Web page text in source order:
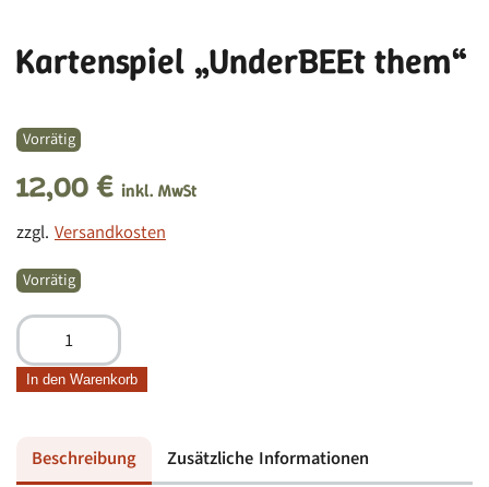
Kartenspiel „UnderBEEt them“
Vorrätig
12,00€ inkl. MwSt
zzgl. Versandkosten
Vorrätig
Kartenspiel
„UnderBEEt
them“
In den Warenkorb
Beschreibung Zusätzliche Informationen